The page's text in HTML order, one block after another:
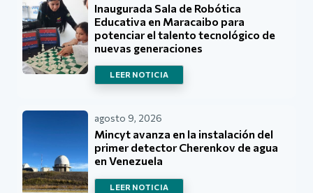
Inaugurada Sala de Robótica
Educativa en Maracaibo para
potenciar el talento tecnológico de
nuevas generaciones
LEER NOTICIA
agosto 9, 2026
Mincyt avanza en la instalación del
primer detector Cherenkov de agua
en Venezuela
LEER NOTICIA